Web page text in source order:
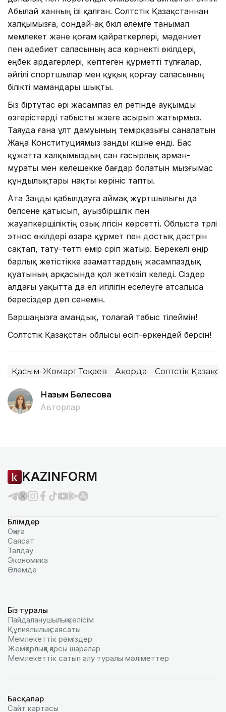
Абылай ханның ізі қалған. Солтүстік Қазақстаннан
халқымызға, сондай-ақ бүкіл әлемге танымал
мемлекет және қоғам қайраткерлері, мәдениет
пен әдебиет саласының аса көрнекті өкілдері,
еңбек ардагерлері, көптеген құрметті тұлғалар,
әйгілі спортшылар мен құқық қорғау саласының
білікті мамандары шықты.
Біз біртұтас әрі жасампаз ел ретінде ауқымды
өзгерістерді табысты жүзеге асырып жатырмыз.
Таяуда ғана ұлт дамуының темірқазығы саналатын
Жаңа Конституциямыз заңды күшіне енді. Бас
құжатта халқымыздың сан ғасырлық арман-
мұраты мен келешекке бағдар болатын мызғымас
құндылықтары нақты көрініс тапты.
Ата Заңды қабылдауға аймақ жұртшылығы да
белсене қатысып, ауызбіршілік пен
жауапкершіліктің озық үлгісін көрсетті. Облыста түрлі
этнос өкілдері өзара құрмет пен достық дәстүрін
сақтап, тату-тәтті өмір сүріп жатыр. Берекелі өңір
барлық жетістікке азаматтардың жасампаздық
қуатының арқасында қол жеткізіп келеді. Сіздер
алдағы уақытта да ел игілігін еселеуге атсалыса
бересіздер деп сенемін.
Баршаңызға амандық, толағай табыс тілеймін!
Солтүстік Қазақстан облысы өсіп-өркендей берсін!
Қасым-Жомарт Тоқаев Ақорда Солтүстік
Назым Бөлесова
Авторлар
KAZINFORM
Бөлімдер
Оқиға
Саясат
Талдау
Экономика
Әлемде
Біз туралы
Пайдаланушылық келiciм
Құпиялылық саясаты
Мемлекеттік рәміздер
Жемқорлыққа қарсы шаралар
Мемлекеттік сатып алу туралы мәлiметтер
Басқалар
Сайт картасы